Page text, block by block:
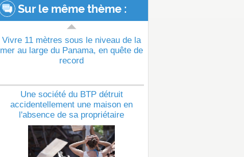
Sur le même thème :
Vivre 11 mètres sous le niveau de la
mer au large du Panama, en quête de
record
Une société du BTP détruit
accidentellement une maison en
l'absence de sa propriétaire